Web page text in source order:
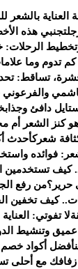
بالشعر
تجنبي هذه
تخطيط الرحلات:
تدوم وما
تساقط:
دافئ وجذاب
كنز الشعر أم
شعركأحدث أكواد
فوائده
كيف تستخدمين
حرير؟من رفع
تخفين الحبوب
لا تفوتي:
وتنشيط
أفضل أكواد
مع أحلى